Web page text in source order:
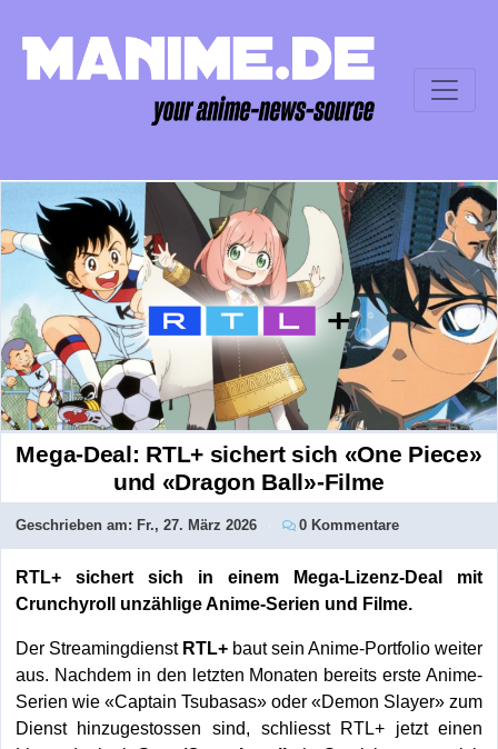
Mega-Deal: RTL+ sichert sich «One Piece»
und «Dragon Ball»-Filme
Geschrieben am: Fr., 27. März 2026 0 Kommentare
RTL+ sichert sich in einem Mega-Lizenz-Deal mit
Crunchyroll unzählige Anime-Serien und Filme.
Der Streamingdienst RTL+baut sein Anime-Portfolio weiter
aus. Nachdem in den letzten Monaten bereits erste Anime-
Serien wie «Captain Tsubasas» oder «Demon Slayer» zum
Dienst hinzugestossen sind, schliesst RTL+ jetzt einen